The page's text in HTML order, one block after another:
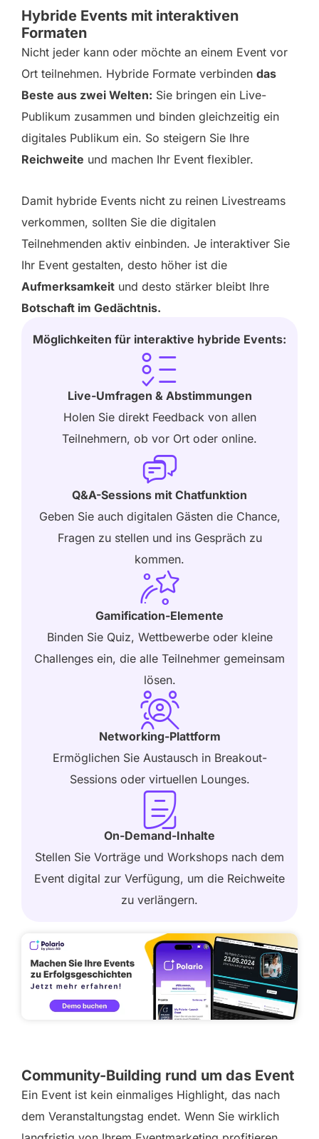
Hybride Events mit interaktiven
Formaten
Nicht jeder kann oder möchte an einem Event vor
Ort teilnehmen. Hybride Formate verbinden das
Beste aus zwei Welten: Sie bringen ein Live-
Publikum zusammen und binden gleichzeitig ein
digitales Publikum ein. So steigern Sie Ihre
Reichweite und machen Ihr Event flexibler.
Damit hybride Events nicht zu reinen Livestreams
verkommen, sollten Sie die digitalen
Teilnehmenden aktiv einbinden. Je interaktiver Sie
Ihr Event gestalten, desto höher ist die
Aufmerksamkeit und desto stärker bleibt Ihre
Botschaft im Gedächtnis.
Möglichkeiten für interaktive hybride Events:
Live-Umfragen & Abstimmungen
Holen Sie direkt Feedback von allen
Teilnehmern, ob vor Ort oder online.
Q&A-Sessions mit Chatfunktion
Geben Sie auch digitalen Gästen die Chance,
Fragen zu stellen und ins Gespräch zu
kommen.
Gamification-Elemente
Binden Sie Quiz, Wettbewerbe oder kleine
Challenges ein, die alle Teilnehmer gemeinsam
lösen.
Networking-Plattform
Ermöglichen Sie Austausch in Breakout-
Sessions oder virtuellen Lounges.
On-Demand-Inhalte
Stellen Sie Vorträge und Workshops nach dem
Event digital zur Verfügung, um die Reichweite
zu verlängern.
Community-Building rund um das Event
Ein Event ist kein einmaliges Highlight, das nach
dem Veranstaltungstag endet. Wenn Sie wirklich